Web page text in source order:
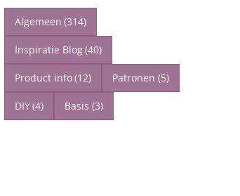
Algemeen (314)
Inspiratie Blog(40)
Product info(12) Patronen (5)
DIY(4) Basis (3)